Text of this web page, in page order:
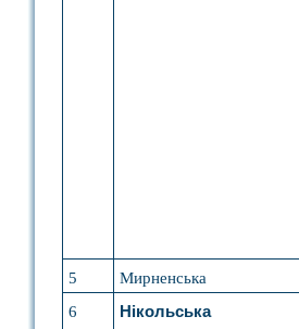
5
Мирненська
6
Нікольська